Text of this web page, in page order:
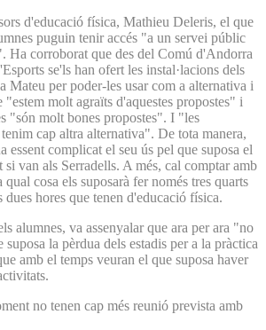
d'educació física, Mathieu Deleris, el que
puguin tenir accés "a un servei públic
Ha corroborat que des del Comú d'Andorra
se'ls han ofert les instal·lacions dels
Mateu per poder-les usar com a alternativa i
"estem molt agraïts d'aquestes propostes" i
"són molt bones propostes". I "les
cap altra alternativa". De tota manera,
essent complicat el seu ús pel que suposa el
si van als Serradells. A més, cal comptar amb
cosa els suposarà fer només tres quarts
hores que tenen d'educació física.
alumnes, va assenyalar que ara per ara "no
la pèrdua dels estadis per a la pràctica
amb el temps veuran el que suposa haver
no tenen cap més reunió prevista amb